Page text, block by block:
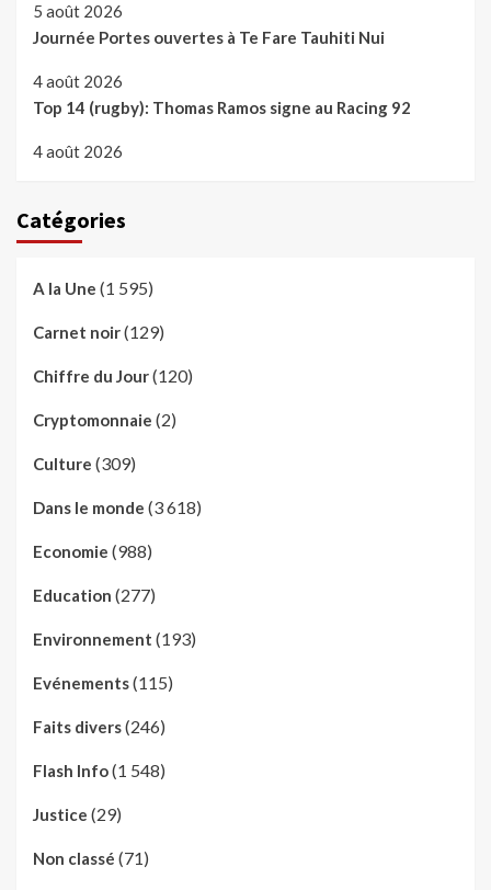
5 août 2026
Journée Portes ouvertes à Te Fare Tauhiti Nui
4 août 2026
Top 14 (rugby): Thomas Ramos signe au Racing 92
4 août 2026
Catégories
A la Une (1 595)
Carnet noir(129)
Chiffre du Jour(120)
Cryptomonnaie (2)
Culture (309)
Dans le monde (3 618)
Economie (988)
Education (277)
Environnement (193)
Evénements(115)
Faits divers(246)
Flash Info(1 548)
Justice (29)
Non classé (71)